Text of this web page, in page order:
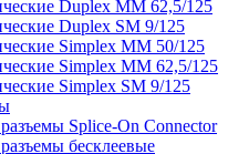
Duplex MM 62,5/125
Duplex SM 9/125
Simplex MM 50/125
Simplex MM 62,5/125
Simplex SM 9/125
Splice-On Connector
бесклеевые